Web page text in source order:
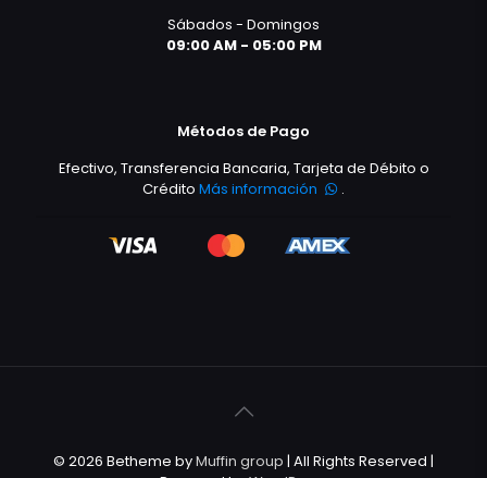
Sábados - Domingos
09:00 AM - 05:00 PM
Métodos de Pago
Efectivo, Transferencia Bancaria, Tarjeta de Débito o
CréditoMás información .
© 2026 Betheme byMuffin group | All Rights Reserved |